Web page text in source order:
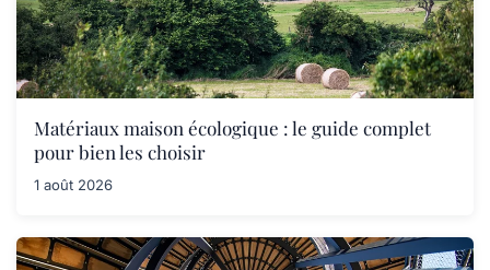
Matériaux maison écologique : le guide complet
pour bien les choisir
1 août 2026